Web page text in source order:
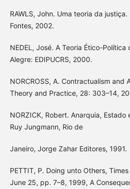
RAWLS, John. Uma teoria da
Fontes, 2002.
NEDEL, José. A Teoria Ético-Política
Alegre: EDIPUCRS, 2000.
NORCROSS, A. Contractualism and
Theory and Practice, 28: 303–14,
NORZICK, Robert. Anarquia,
Ruy Jungmann, Rio de
Janeiro, Jorge Zahar Editores, 1991.
PETTIT, P. Doing unto Others,
June 25, pp. 7–8, 1999, A